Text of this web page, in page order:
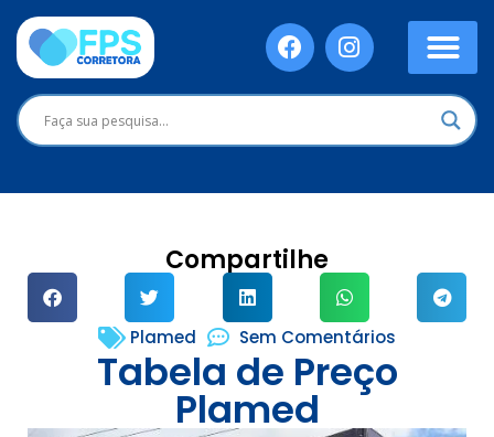
Compartilhe
Plamed Sem Comentários
Tabela de Preço
Plamed